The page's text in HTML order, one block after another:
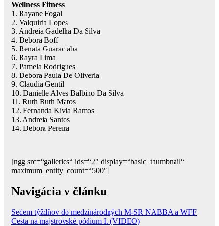
Wellness Fitness
1. Rayane Fogal
2. Valquiria Lopes
3. Andreia Gadelha Da Silva
4. Debora Boff
5. Renata Guaraciaba
6. Rayra Lima
7. Pamela Rodrigues
8. Debora Paula De Oliveria
9. Claudia Gentil
10. Danielle Alves Balbino Da Silva
11. Ruth Ruth Matos
12. Fernanda Kivia Ramos
13. Andreia Santos
14. Debora Pereira
[ngg src=“galleries“ ids=“2″ display=“basic_thumbnail“
maximum_entity_count=“500″]
Navigácia v článku
Sedem týždňov do medzinárodných M-SR NABBA a WFF
Cesta na majstrovské pódium I. (VIDEO)